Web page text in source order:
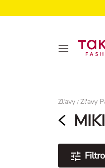
Zl'avy / Zl'avy